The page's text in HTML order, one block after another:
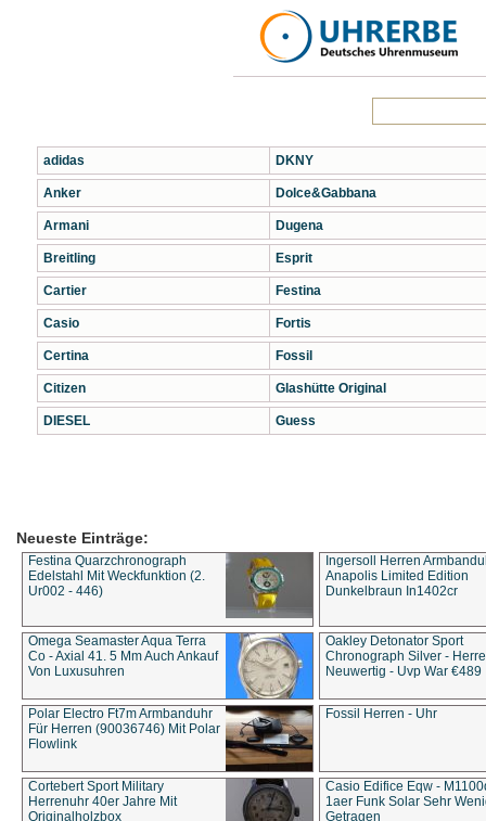
adidas
Anker
Armani
Breitling
Cartier
Casio
Certina
Citizen
DIESEL
DKNY
Dolce&Gabbana
Dugena
Esprit
Festina
Fortis
Fossil
Glashütte Original
Guess
Neueste Einträge:
Festina Quarzchronograph
Edelstahl Mit Weckfunktion (2.
Ur002 - 446)
Ingersoll Herren
Anapolis Limited Edition
Dunkelbraun In1402cr
Omega Seamaster Aqua Terra
Co - Axial 41. 5 Mm Auch Ankauf
Von Luxusuhren
Oakley Detonator Sport
Chronograph Silver -
Neuwertig - Uvp War €489
Polar Electro Ft7m Armbanduhr
Für Herren (90036746) Mit Polar
Flowlink
Fossil Herren - Uhr
Cortebert Sport Military
Herrenuhr 40er Jahre Mit
Originalholzbox
Casio Edifice Eqw -
1aer Funk Solar Sehr
Getragen